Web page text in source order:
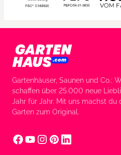
Gartenhäuser, Saunen und Co.:
schaffen über 25.000 neue
Jahr für Jahr. Mit uns machst du
Garten zum Original.